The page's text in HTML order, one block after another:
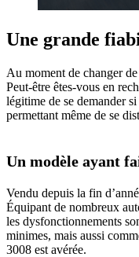
Une grande
Au moment de changer
Peut-être êtes-vous en
légitime de se demander
permettant même de se
Un modèle ayant
Vendu depuis la fin
Équipant de nombreux
les dysfonctionnements
minimes, mais aussi
3008 est avérée.